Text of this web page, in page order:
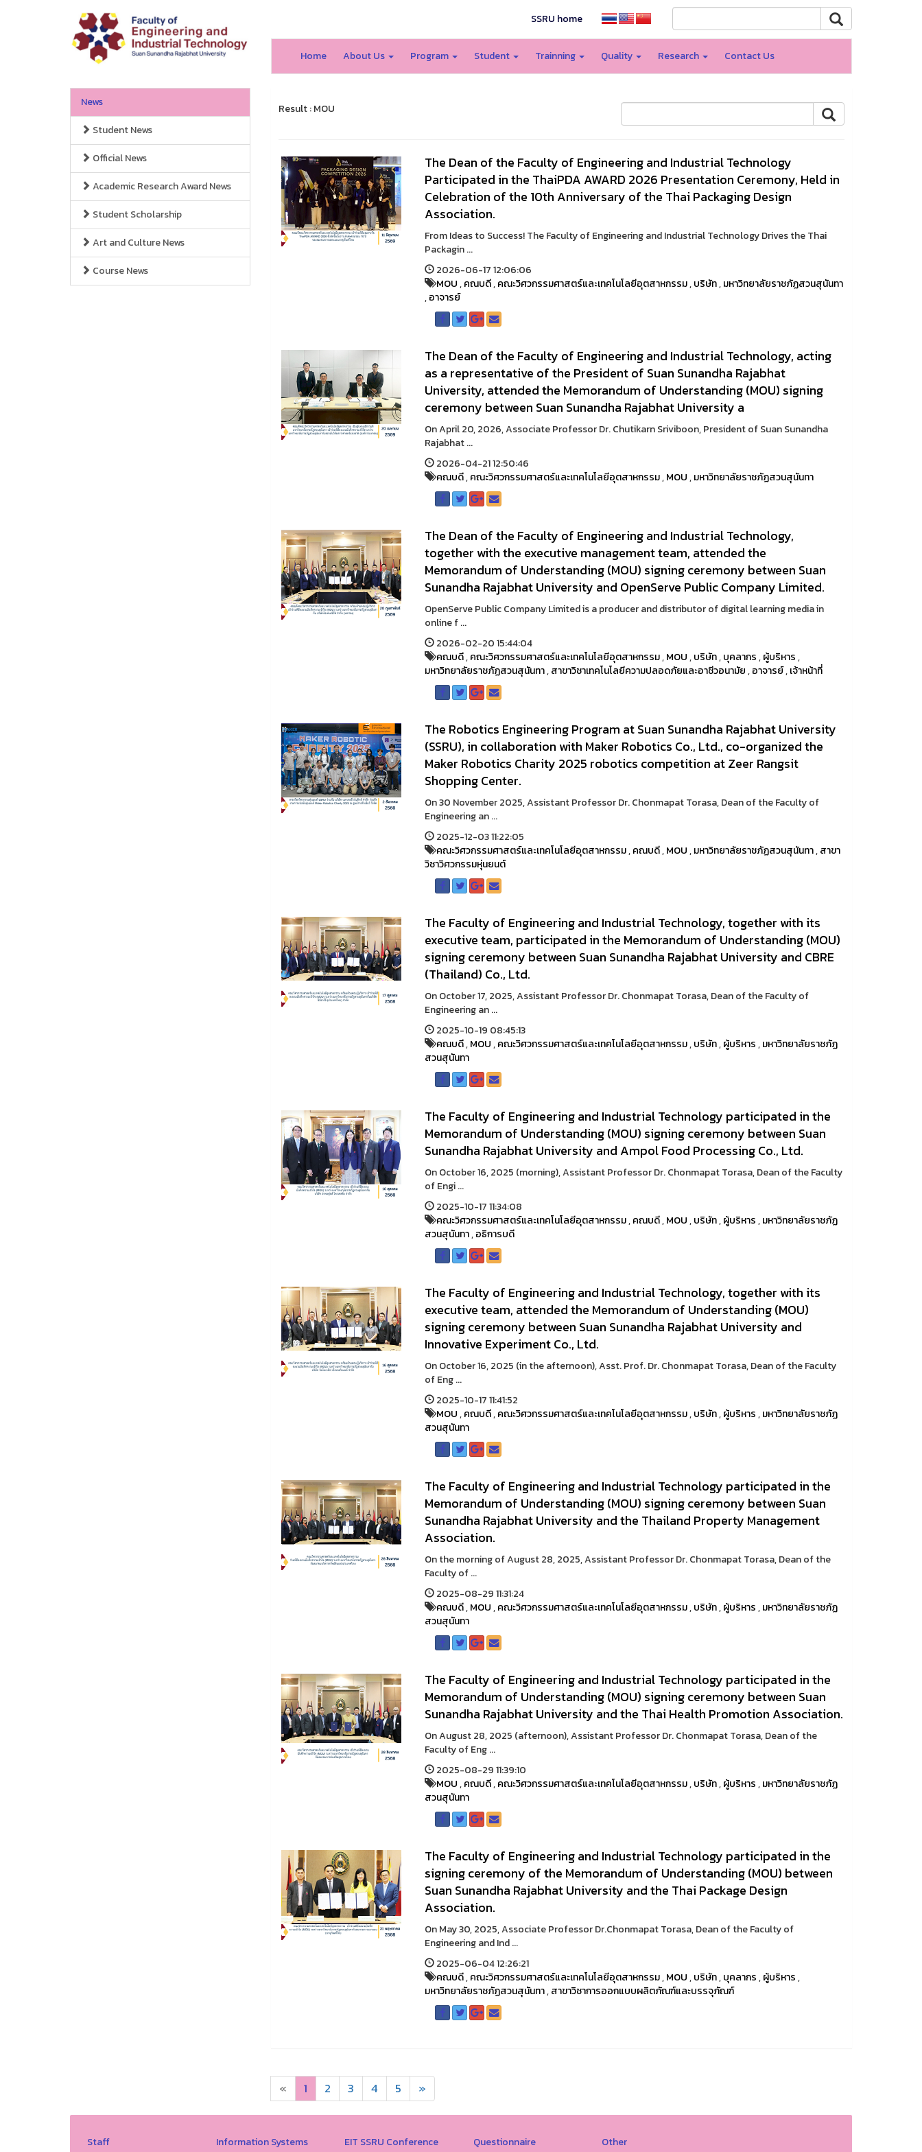
SSRU home
Home About Us Program Student Trainning Quality Research Contact Us
News
Student News
Official News
Academic Research Award News
Student Scholarship
Art and Culture News
Course News
Result : MOU
The Dean of the Faculty of Engineering and Industrial Technology
Participated in the ThaiPDA AWARD 2026 Presentation Ceremony, Held in
Celebration of the 10th Anniversary of the Thai Packaging Design
Association.
From Ideas to Success! The Faculty of Engineering and Industrial Technology Drives the Thai
Packagin ...
2026-06-17 12:06:06
MOU,คณบดี,คณะวิศวกรรมศาสตร์และเทคโนโลยีอุตสาหกรรม,บริษัท,มหาวิทยาลัยราชภัฏสวนสุนันทา
,อาจารย์
The Dean of the Faculty of Engineering and Industrial Technology, acting
as a representative of the President of Suan Sunandha Rajabhat
University, attended the Memorandum of Understanding (MOU) signing
ceremony between Suan Sunandha Rajabhat University a
On April 20, 2026, Associate Professor Dr. Chutikarn Sriviboon, President of Suan Sunandha
Rajabhat ...
2026-04-21 12:50:46
คณบดี,คณะวิศวกรรมศาสตร์และเทคโนโลยีอุตสาหกรรม,MOU,มหาวิทยาลัยราชภัฏสวนสุนันทา
The Dean of the Faculty of Engineering and Industrial Technology,
together with the executive management team, attended the
Memorandum of Understanding (MOU) signing ceremony between Suan
Sunandha Rajabhat University and OpenServe Public Company Limited.
OpenServe Public Company Limited is a producer and distributor of digital learning media in
online f ...
2026-02-20 15:44:04
คณบดี,คณะวิศวกรรมศาสตร์และเทคโนโลยีอุตสาหกรรม,MOU,บริษัท,บุคลากร,ผู้บริหาร,
มหาวิทยาลัยราชภัฏสวนสุนันทา,สาขาวิชาเทคโนโลยีความปลอดภัยและอาชีวอนามัย,อาจารย์,เจ้าหน้าที่
The Robotics Engineering Program at Suan Sunandha Rajabhat University
(SSRU), in collaboration with Maker Robotics Co., Ltd., co-organized the
Maker Robotics Charity 2025 robotics competition at Zeer Rangsit
Shopping Center.
On 30 November 2025, Assistant Professor Dr. Chonmapat Torasa, Dean of the Faculty of
Engineering an ...
2025-12-03 11:22:05
คณะวิศวกรรมศาสตร์และเทคโนโลยีอุตสาหกรรม,คณบดี,MOU,มหาวิทยาลัยราชภัฏสวนสุนันทา,สาขา
วิชาวิศวกรรมหุ่นยนต์
The Faculty of Engineering and Industrial Technology, together with its
executive team, participated in the Memorandum of Understanding (MOU)
signing ceremony between Suan Sunandha Rajabhat University and CBRE
(Thailand) Co., Ltd.
On October 17, 2025, Assistant Professor Dr. Chonmapat Torasa, Dean of the Faculty of
Engineering an ...
2025-10-19 08:45:13
คณบดี,MOU,คณะวิศวกรรมศาสตร์และเทคโนโลยีอุตสาหกรรม,บริษัท,ผู้บริหาร,มหาวิทยาลัยราชภัฏ
สวนสุนันทา
The Faculty of Engineering and Industrial Technology participated in the
Memorandum of Understanding (MOU) signing ceremony between Suan
Sunandha Rajabhat University and Ampol Food Processing Co., Ltd.
On October 16, 2025 (morning), Assistant Professor Dr. Chonmapat Torasa, Dean of the Faculty
of Engi ...
2025-10-17 11:34:08
คณะวิศวกรรมศาสตร์และเทคโนโลยีอุตสาหกรรม,คณบดี,MOU,บริษัท,ผู้บริหาร,มหาวิทยาลัยราชภัฏ
สวนสุนันทา,อธิการบดี
The Faculty of Engineering and Industrial Technology, together with its
executive team, attended the Memorandum of Understanding (MOU)
signing ceremony between Suan Sunandha Rajabhat University and
Innovative Experiment Co., Ltd.
On October 16, 2025 (in the afternoon), Asst. Prof. Dr. Chonmapat Torasa, Dean of the Faculty
of Eng ...
2025-10-17 11:41:52
MOU,คณบดี,คณะวิศวกรรมศาสตร์และเทคโนโลยีอุตสาหกรรม,บริษัท,ผู้บริหาร,มหาวิทยาลัยราชภัฏ
สวนสุนันทา
The Faculty of Engineering and Industrial Technology participated in the
Memorandum of Understanding (MOU) signing ceremony between Suan
Sunandha Rajabhat University and the Thailand Property Management
Association.
On the morning of August 28, 2025, Assistant Professor Dr. Chonmapat Torasa, Dean of the
Faculty of ...
2025-08-29 11:31:24
คณบดี,MOU,คณะวิศวกรรมศาสตร์และเทคโนโลยีอุตสาหกรรม,บริษัท,ผู้บริหาร,มหาวิทยาลัยราชภัฏ
สวนสุนันทา
The Faculty of Engineering and Industrial Technology participated in the
Memorandum of Understanding (MOU) signing ceremony between Suan
Sunandha Rajabhat University and the Thai Health Promotion Association.
On August 28, 2025 (afternoon), Assistant Professor Dr. Chonmapat Torasa, Dean of the
Faculty of Eng ...
2025-08-29 11:39:10
MOU,คณบดี,คณะวิศวกรรมศาสตร์และเทคโนโลยีอุตสาหกรรม,บริษัท,ผู้บริหาร,มหาวิทยาลัยราชภัฏ
สวนสุนันทา
The Faculty of Engineering and Industrial Technology participated in the
signing ceremony of the Memorandum of Understanding (MOU) between
Suan Sunandha Rajabhat University and the Thai Package Design
Association.
On May 30, 2025, Associate Professor Dr.Chonmapat Torasa, Dean of the Faculty of
Engineering and Ind ...
2025-06-04 12:26:21
คณบดี,คณะวิศวกรรมศาสตร์และเทคโนโลยีอุตสาหกรรม,MOU,บริษัท,บุคลากร,ผู้บริหาร,
มหาวิทยาลัยราชภัฏสวนสุนันทา,สาขาวิชาการออกแบบผลิตภัณฑ์และบรรจุภัณฑ์
« 1 2 3 4 5 »
Staff Information Systems EIT SSRU Conference Questionnaire Other